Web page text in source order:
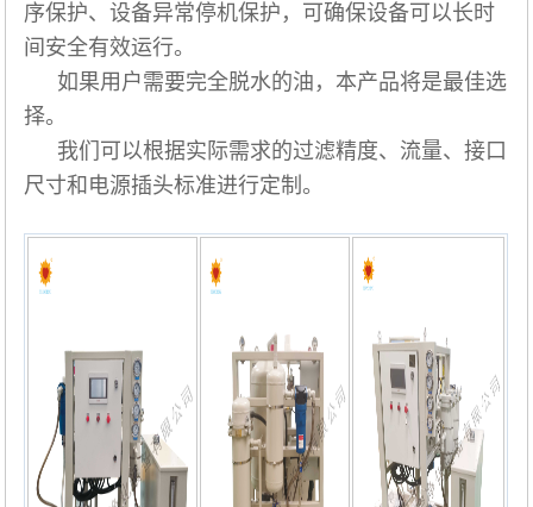
序保护、设备异常停机保护，可确保设备可以长时
间安全有效运行。
如果用户需要完全脱水的油，本产品将是最佳选
择。
我们可以根据实际需求的过滤精度、流量、接口
尺寸和电源插头标准进行定制。